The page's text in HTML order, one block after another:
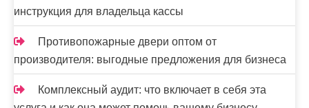
инструкция для владельца кассы
Противопожарные двери оптом от
производителя: выгодные предложения для бизнеса
Комплексный аудит: что включает в себя эта